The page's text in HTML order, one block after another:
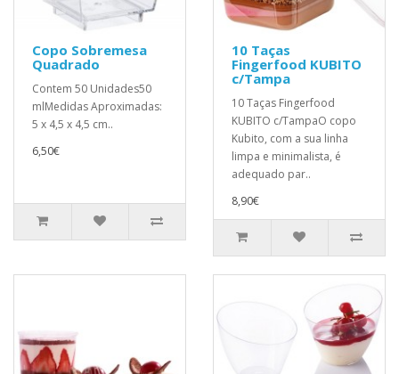
Copo Sobremesa
Quadrado
Contem 50 Unidades50
mlMedidas Aproximadas:
5 x 4,5 x 4,5 cm..
6,50€
10 Taças
Fingerfood KUBITO
c/Tampa
10 Taças Fingerfood
KUBITO c/TampaO copo
Kubito, com a sua linha
limpa e minimalista, é
adequado par..
8,90€